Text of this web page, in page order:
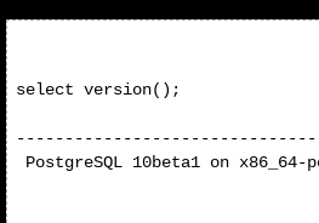
select version();
PostgreSQL 10beta1 on